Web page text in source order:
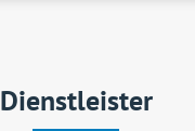
Dienstleister